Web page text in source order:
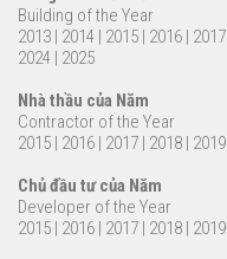
Building of the Year
2013 | 2014 | 2015 | 2016 | 2017
2024 | 2025
Nhà thầu của Năm
Contractor of the Year
2015 | 2016 | 2017 | 2018 | 2019
Chủ đầu tư của Năm
Developer of the Year
2015 | 2016 | 2017 | 2018 | 2019